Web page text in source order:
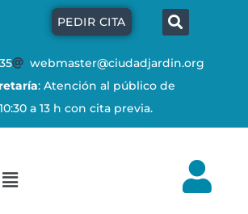
PEDIR CITA
webmaster@ciudadjardin.org
: Atención al público de
10:30 a 13 h con cita previa.
Flyout